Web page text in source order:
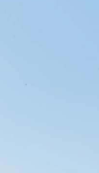
を持ち、ダートの走破
高を30㎜落としてくれる
そうなデザインに仕上がっ
ップやシートのヒーターも
座学を受け、試乗もした
向上し、長時間走行も疲